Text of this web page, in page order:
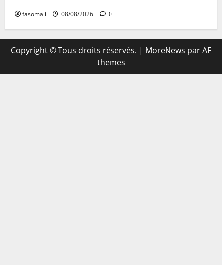
fasomali 08/08/2026 0
Copyright © Tous droits réservés. | MoreNews par AF
themes